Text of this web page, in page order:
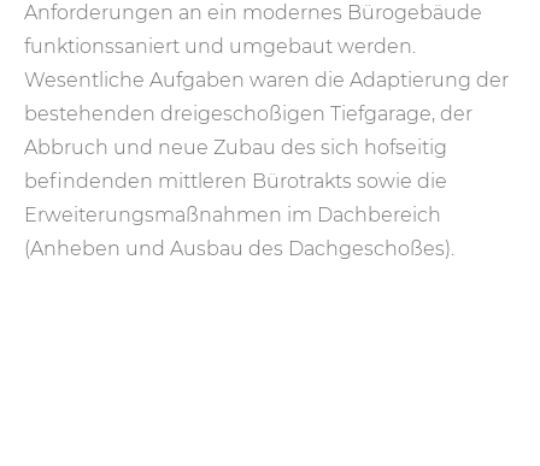
Anforderungen an ein modernes Bürogebäude
funktionssaniert und umgebaut werden.
Wesentliche Aufgaben waren die Adaptierung der
bestehenden dreigeschoßigen Tiefgarage, der
Abbruch und neue Zubau des sich hofseitig
befindenden mittleren Bürotrakts sowie die
Erweiterungsmaßnahmen im Dachbereich
(Anheben und Ausbau des Dachgeschoßes).